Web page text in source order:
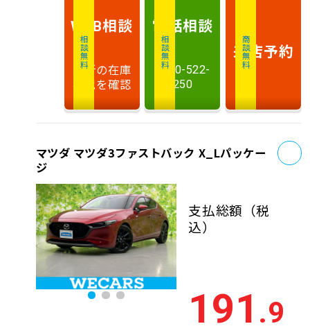
相談無料
WEB相談
最新の在庫
状況を確認
相談無料
電話相談
0120-522-
250
商談無料
来店予約
マツダ マツダ3ファストバック X_Lパッケー
ジ
支払総額 （税
込）
191 .9